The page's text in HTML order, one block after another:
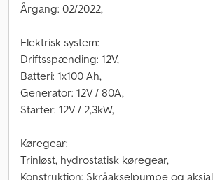
Årgang: 02/2022,
Elektrisk system:
Driftsspænding: 12V,
Batteri: 1x100 Ah,
Generator: 12V / 80A,
Starter: 12V / 2,3kW,
Køregear:
Trinløst, hydrostatisk køregear,
Konstruktion: Skråakselpumpe og